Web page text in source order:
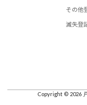
その他
滅失登
Copyright © 2026